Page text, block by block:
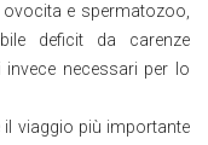
e spermatozoo,
deficit da carenze
invece necessari per lo
viaggio più importante